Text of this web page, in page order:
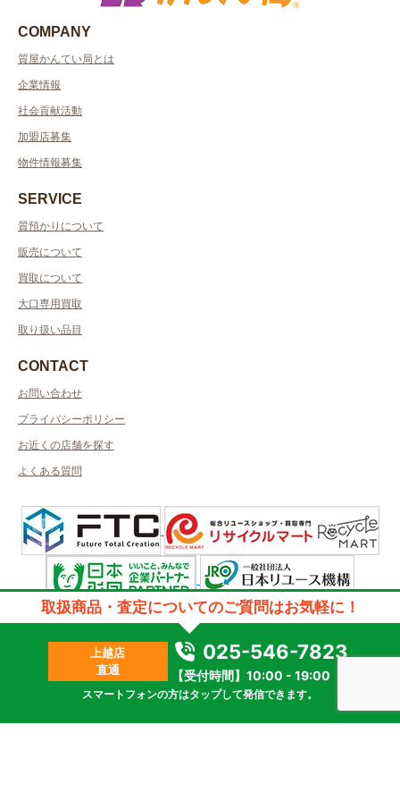
COMPANY
質屋かんてい局とは
企業情報
社会貢献活動
加盟店募集
物件情報募集
SERVICE
質預かりについて
販売について
買取について
大口専用買取
取り扱い品目
CONTACT
お問い合わせ
プライバシーポリシー
お近くの店舗を探す
よくある質問
許可管轄：新潟県公安委員会許可
古物商許可番号：第461010001269号／取得者名：株式会社デザート
質屋許可番号：第461350000023号／取得者名：株式会社デザート
2023 © kanteikyoku.jp allrights reseved.
取扱商品・査定についてのご質問はお気軽に！
上越店
直通
025-546-7823
【受付時間】10:00 - 19:00
スマートフォンの方はタップして発信できます。